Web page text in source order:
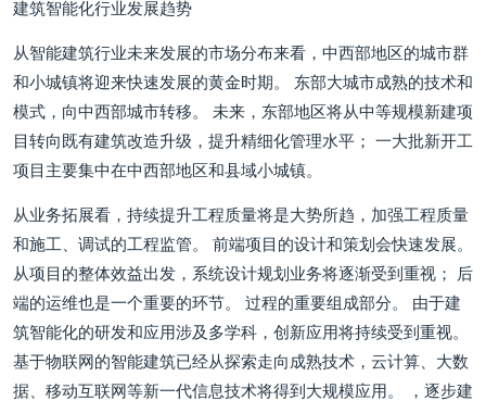
建筑智能化行业发展趋势
从智能建筑行业未来发展的市场分布来看，中西部地区的城市群
和小城镇将迎来快速发展的黄金时期。 东部大城市成熟的技术和
模式，向中西部城市转移。 未来，东部地区将从中等规模新建项
目转向既有建筑改造升级，提升精细化管理水平； 一大批新开工
项目主要集中在中西部地区和县域小城镇。
从业务拓展看，持续提升工程质量将是大势所趋，加强工程质量
和施工、调试的工程监管。 前端项目的设计和策划会快速发展。
从项目的整体效益出发，系统设计规划业务将逐渐受到重视； 后
端的运维也是一个重要的环节。 过程的重要组成部分。 由于建
筑智能化的研发和应用涉及多学科，创新应用将持续受到重视。
基于物联网的智能建筑已经从探索走向成熟技术，云计算、大数
据、移动互联网等新一代信息技术将得到大规模应用。 ，逐步建